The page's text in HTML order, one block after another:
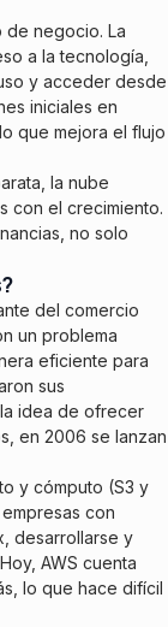
de negocio. La
a la tecnología,
y acceder desde
iniciales en
que mejora el flujo
la nube
con el crecimiento.
no solo
del comercio
un problema
eficiente para
sus
idea de ofrecer
en 2006 se lanzan
y cómputo (S3 y
con
desarrollarse y
AWS cuenta
lo que hace difícil